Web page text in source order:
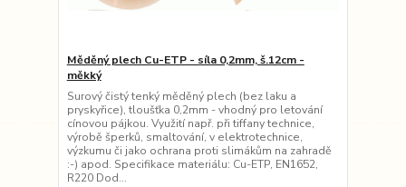
Měděný plech Cu-ETP - síla 0,2mm, š.12cm -
měkký
Surový čistý tenký měděný plech (bez laku a
pryskyřice), tloušťka 0,2mm - vhodný pro letování
cínovou pájkou. Využití např. při tiffany technice,
výrobě šperků, smaltování, v elektrotechnice,
výzkumu či jako ochrana proti slimákům na zahradě
:-) apod. Specifikace materiálu: Cu-ETP, EN1652,
R220 Dod...